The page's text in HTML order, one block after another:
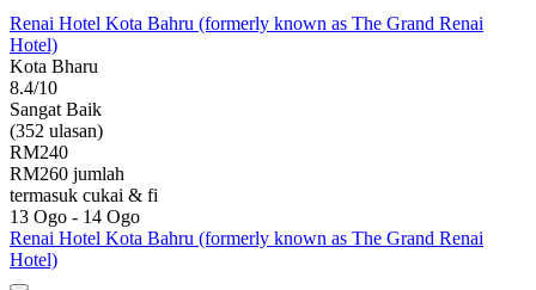
Renai Hotel Kota Bahru (formerly known as The Grand Renai
Hotel)
Kota Bharu
8.4/10
Sangat Baik
(352 ulasan)
RM240
RM260 jumlah
termasuk cukai & fi
13 Ogo - 14 Ogo
Renai Hotel Kota Bahru (formerly known as The Grand Renai
Hotel)